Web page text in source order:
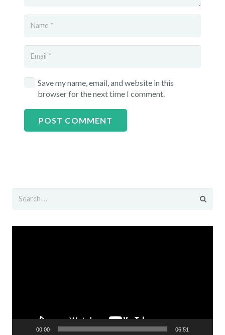
Save my name, email, and website in this
browser for the next time I comment.
POST COMMENT
Search
00:00 06:51